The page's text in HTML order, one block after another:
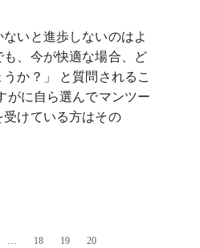
ないと進歩しないのはよ
も、今が快適な場合、ど
か？」 と質問されるこ
がに自ら選んでマンツー
けている方はその
… 18 19 20